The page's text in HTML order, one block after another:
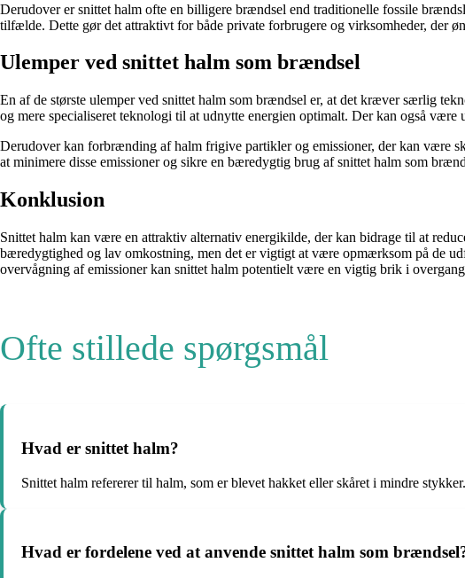
Derudover er snittet halm ofte en billigere brændsel end traditionelle fossile
tilfælde. Dette gør det attraktivt for både private forbrugere og virksomheder, der
Ulemper ved snittet halm som brændsel
En af de største ulemper ved snittet halm som brændsel er, at det kræver særlig
og mere specialiseret teknologi til at udnytte energien optimalt. Der kan også
Derudover kan forbrænding af halm frigive partikler og emissioner, der kan være
at minimere disse emissioner og sikre en bæredygtig brug af snittet halm som
Konklusion
Snittet halm kan være en attraktiv alternativ energikilde, der kan bidrage til at
bæredygtighed og lav omkostning, men det er vigtigt at være opmærksom på de
overvågning af emissioner kan snittet halm potentielt være en vigtig brik i
Ofte stillede spørgsmål
Hvad er snittet halm?
Snittet halm refererer til halm, som er blevet hakket eller skåret i mindre
Hvad er fordelene ved at anvende snittet halm som